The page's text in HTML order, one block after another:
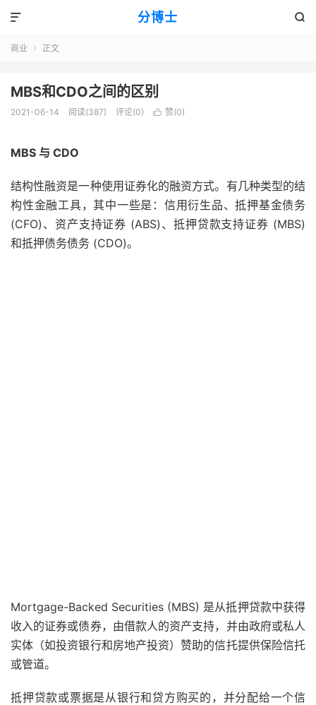
分博士 

商业  正文
MBS和CDO之间的区别
2021-06-14 阅读(387) 评论(0)  赞(0)
MBS 与 CDO
结构性融资是一种使用证券化的融资方式。有几种类型的结
构性金融工具，其中一些是：信用衍生品、抵押基金债务
(CFO)、资产支持证券 (ABS)、抵押贷款支持证券 (MBS)
和抵押债务债务 (CDO)。
Mortgage-Backed Securities (MBS) 是从抵押贷款中获得
收入的证券或债券，由借款人的资产支持，并由政府或私人
实体（如投资银行和房地产投资）赞助的信托提供保险信托
或管道。
抵押贷款或票据是从银行和贷方购买的，并分配给一个信